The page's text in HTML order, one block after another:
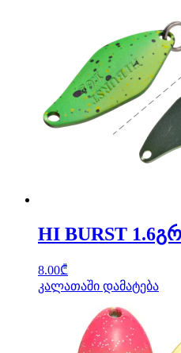
HI BURST
8.00₾
კალათაში დამატება